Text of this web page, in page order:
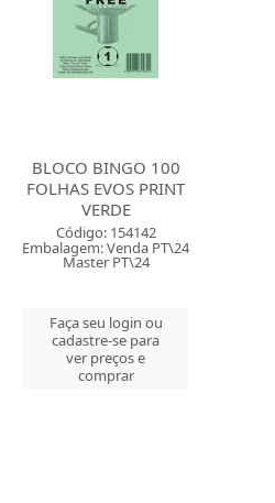
BLOCO BINGO 100
FOLHAS EVOS PRINT
VERDE
Código: 154142
Embalagem: Venda PT\24
Master PT\24
Faça seu login ou
cadastre-se para
ver preços e
comprar